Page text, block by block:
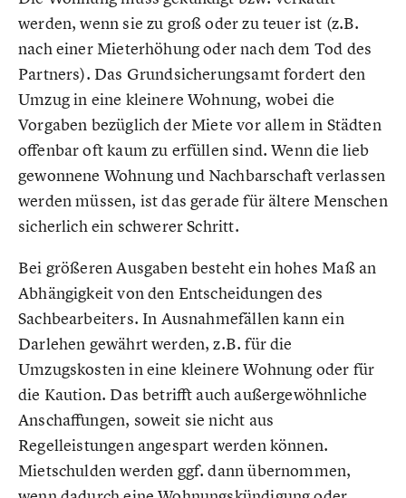
werden, wenn sie zu groß oder zu teuer ist (z.B.
nach einer Mieterhöhung oder nach dem Tod des
Partners). Das Grundsicherungsamt fordert den
Umzug in eine kleinere Wohnung, wobei die
Vorgaben bezüglich der Miete vor allem in Städten
offenbar oft kaum zu erfüllen sind. Wenn die lieb
gewonnene Wohnung und Nachbarschaft verlassen
werden müssen, ist das gerade für ältere Menschen
sicherlich ein schwerer Schritt.
Bei größeren Ausgaben besteht ein hohes Maß an
Abhängigkeit von den Entscheidungen des
Sachbearbeiters. In Ausnahmefällen kann ein
Darlehen gewährt werden, z.B. für die
Umzugskosten in eine kleinere Wohnung oder für
die Kaution. Das betrifft auch außergewöhnliche
Anschaffungen, soweit sie nicht aus
Regelleistungen angespart werden können.
Mietschulden werden ggf. dann übernommen,